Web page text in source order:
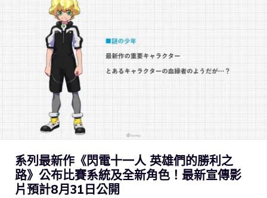
系列最新作《閃電十一人 英雄們的勝利之
路》公布比賽系統及全新角色！最新宣傳影
片預計8月31日公開